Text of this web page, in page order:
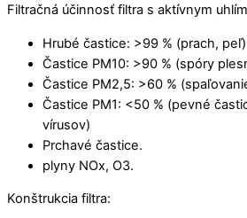
Filtračná účinnosť filtra s aktívnym
Hrubé častice: >99 % (prach, peľ)
Častice PM10: >90 % (spóry
Častice PM2,5: >60 %
Častice PM1: <50 % (pevné
vírusov)
Prchavé častice.
plyny NOx, O3.
Konštrukcia filtra: